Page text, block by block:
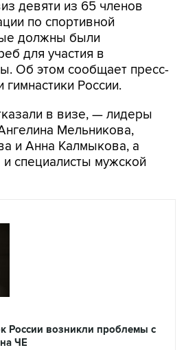
девяти из 65 членов
по спортивной
должны были
для участия в
Об этом сообщает пресс-
России.
в визе, — лидеры
Мельникова,
и Анна Калмыкова, а
специалисты мужской
России возникли проблемы с
ЧЕ